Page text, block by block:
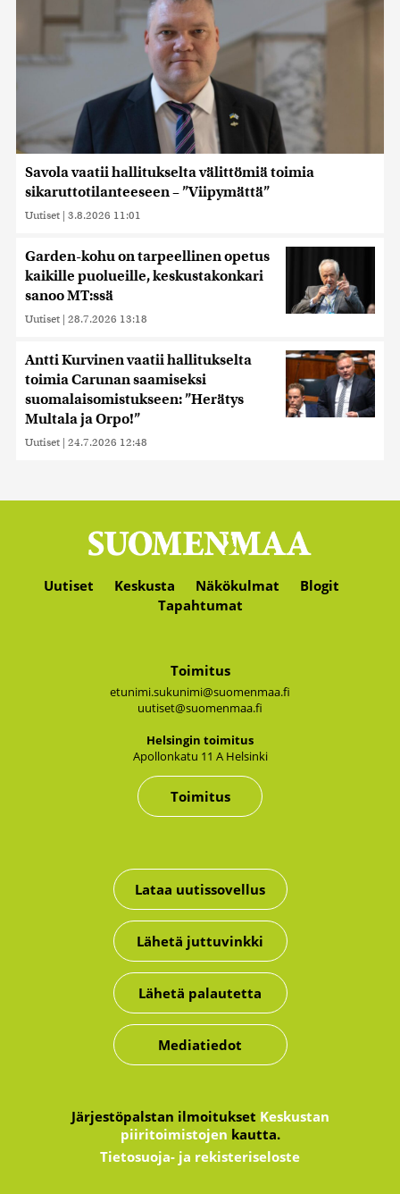
Savola vaatii hallitukselta välittömiä toimia
sikaruttotilanteeseen – ”Viipymättä”
Uutiset | 3.8.2026 11:01
Garden-kohu on tarpeellinen opetus
kaikille puolueille, keskustakonkari
sanoo MT:ssä
Uutiset | 28.7.2026 13:18
Antti Kurvinen vaatii hallitukselta
toimia Carunan saamiseksi
suomalaisomistukseen: ”Herätys
Multala ja Orpo!”
Uutiset | 24.7.2026 12:48
Uutiset Keskusta Näkökulmat
Blogit
Tapahtumat
Toimitus
etunimi.sukunimi@suomenmaa.fi
uutiset@suomenmaa.fi
Hel­sin­gin toi­mi­tus
Apol­lon­ka­tu 11 A Hel­sin­ki
Toimitus
Lataa uutissovellus
Lähetä juttuvinkki
Lähetä palautetta
Mediatiedot
Järjestöpalstan ilmoitukset Keskustan
piiritoimistojen kautta.
Tietosuoja- ja rekisteriseloste